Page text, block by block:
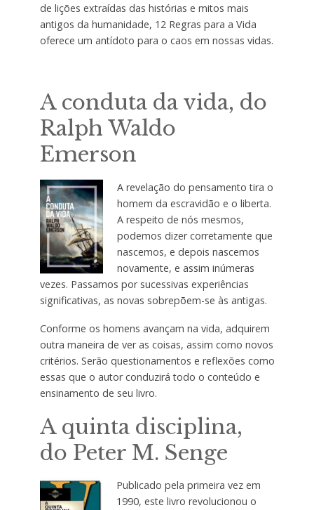
de lições extraídas das histórias e mitos mais
antigos da humanidade, 12 Regras para a Vida
oferece um antídoto para o caos em nossas vidas.
A conduta da vida, do
Ralph Waldo
Emerson
A revelação do pensamento tira o
homem da escravidão e o liberta.
A respeito de nós mesmos,
podemos dizer corretamente que
nascemos, e depois nascemos
novamente, e assim inúmeras
vezes. Passamos por sucessivas experiências
significativas, as novas sobrepõem-se às antigas.
Conforme os homens avançam na vida, adquirem
outra maneira de ver as coisas, assim como novos
critérios. Serão questionamentos e reflexões como
essas que o autor conduzirá todo o conteúdo e
ensinamento de seu livro.
A quinta disciplina,
do Peter M. Senge
Publicado pela primeira vez em
1990, este livro revolucionou o